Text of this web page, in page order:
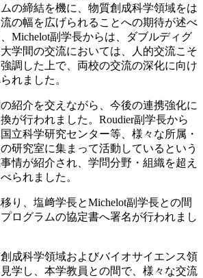
の締結を機に、物質創成科学領域をは
の幅を広げられることへの期待が述べ
Michelot副学長からは、ダブルディグ
学間の交流においては、人的交流こそ
調した上で、両校の交流の深化に向け
れました。
紹介を交えながら、今後の連携強化に
が行われました。Roudier副学長から
立科学研究センター等、様々な所属・
研究室に集まって活動しているという
情が紹介され、学問分野・組織を超え
られました。
り、塩﨑学長とMichelot副学長との間
ログラムの協定書へ署名が行われまし
成科学領域およびバイオサイエンス領
学し、本学教員との間で、様々な交流